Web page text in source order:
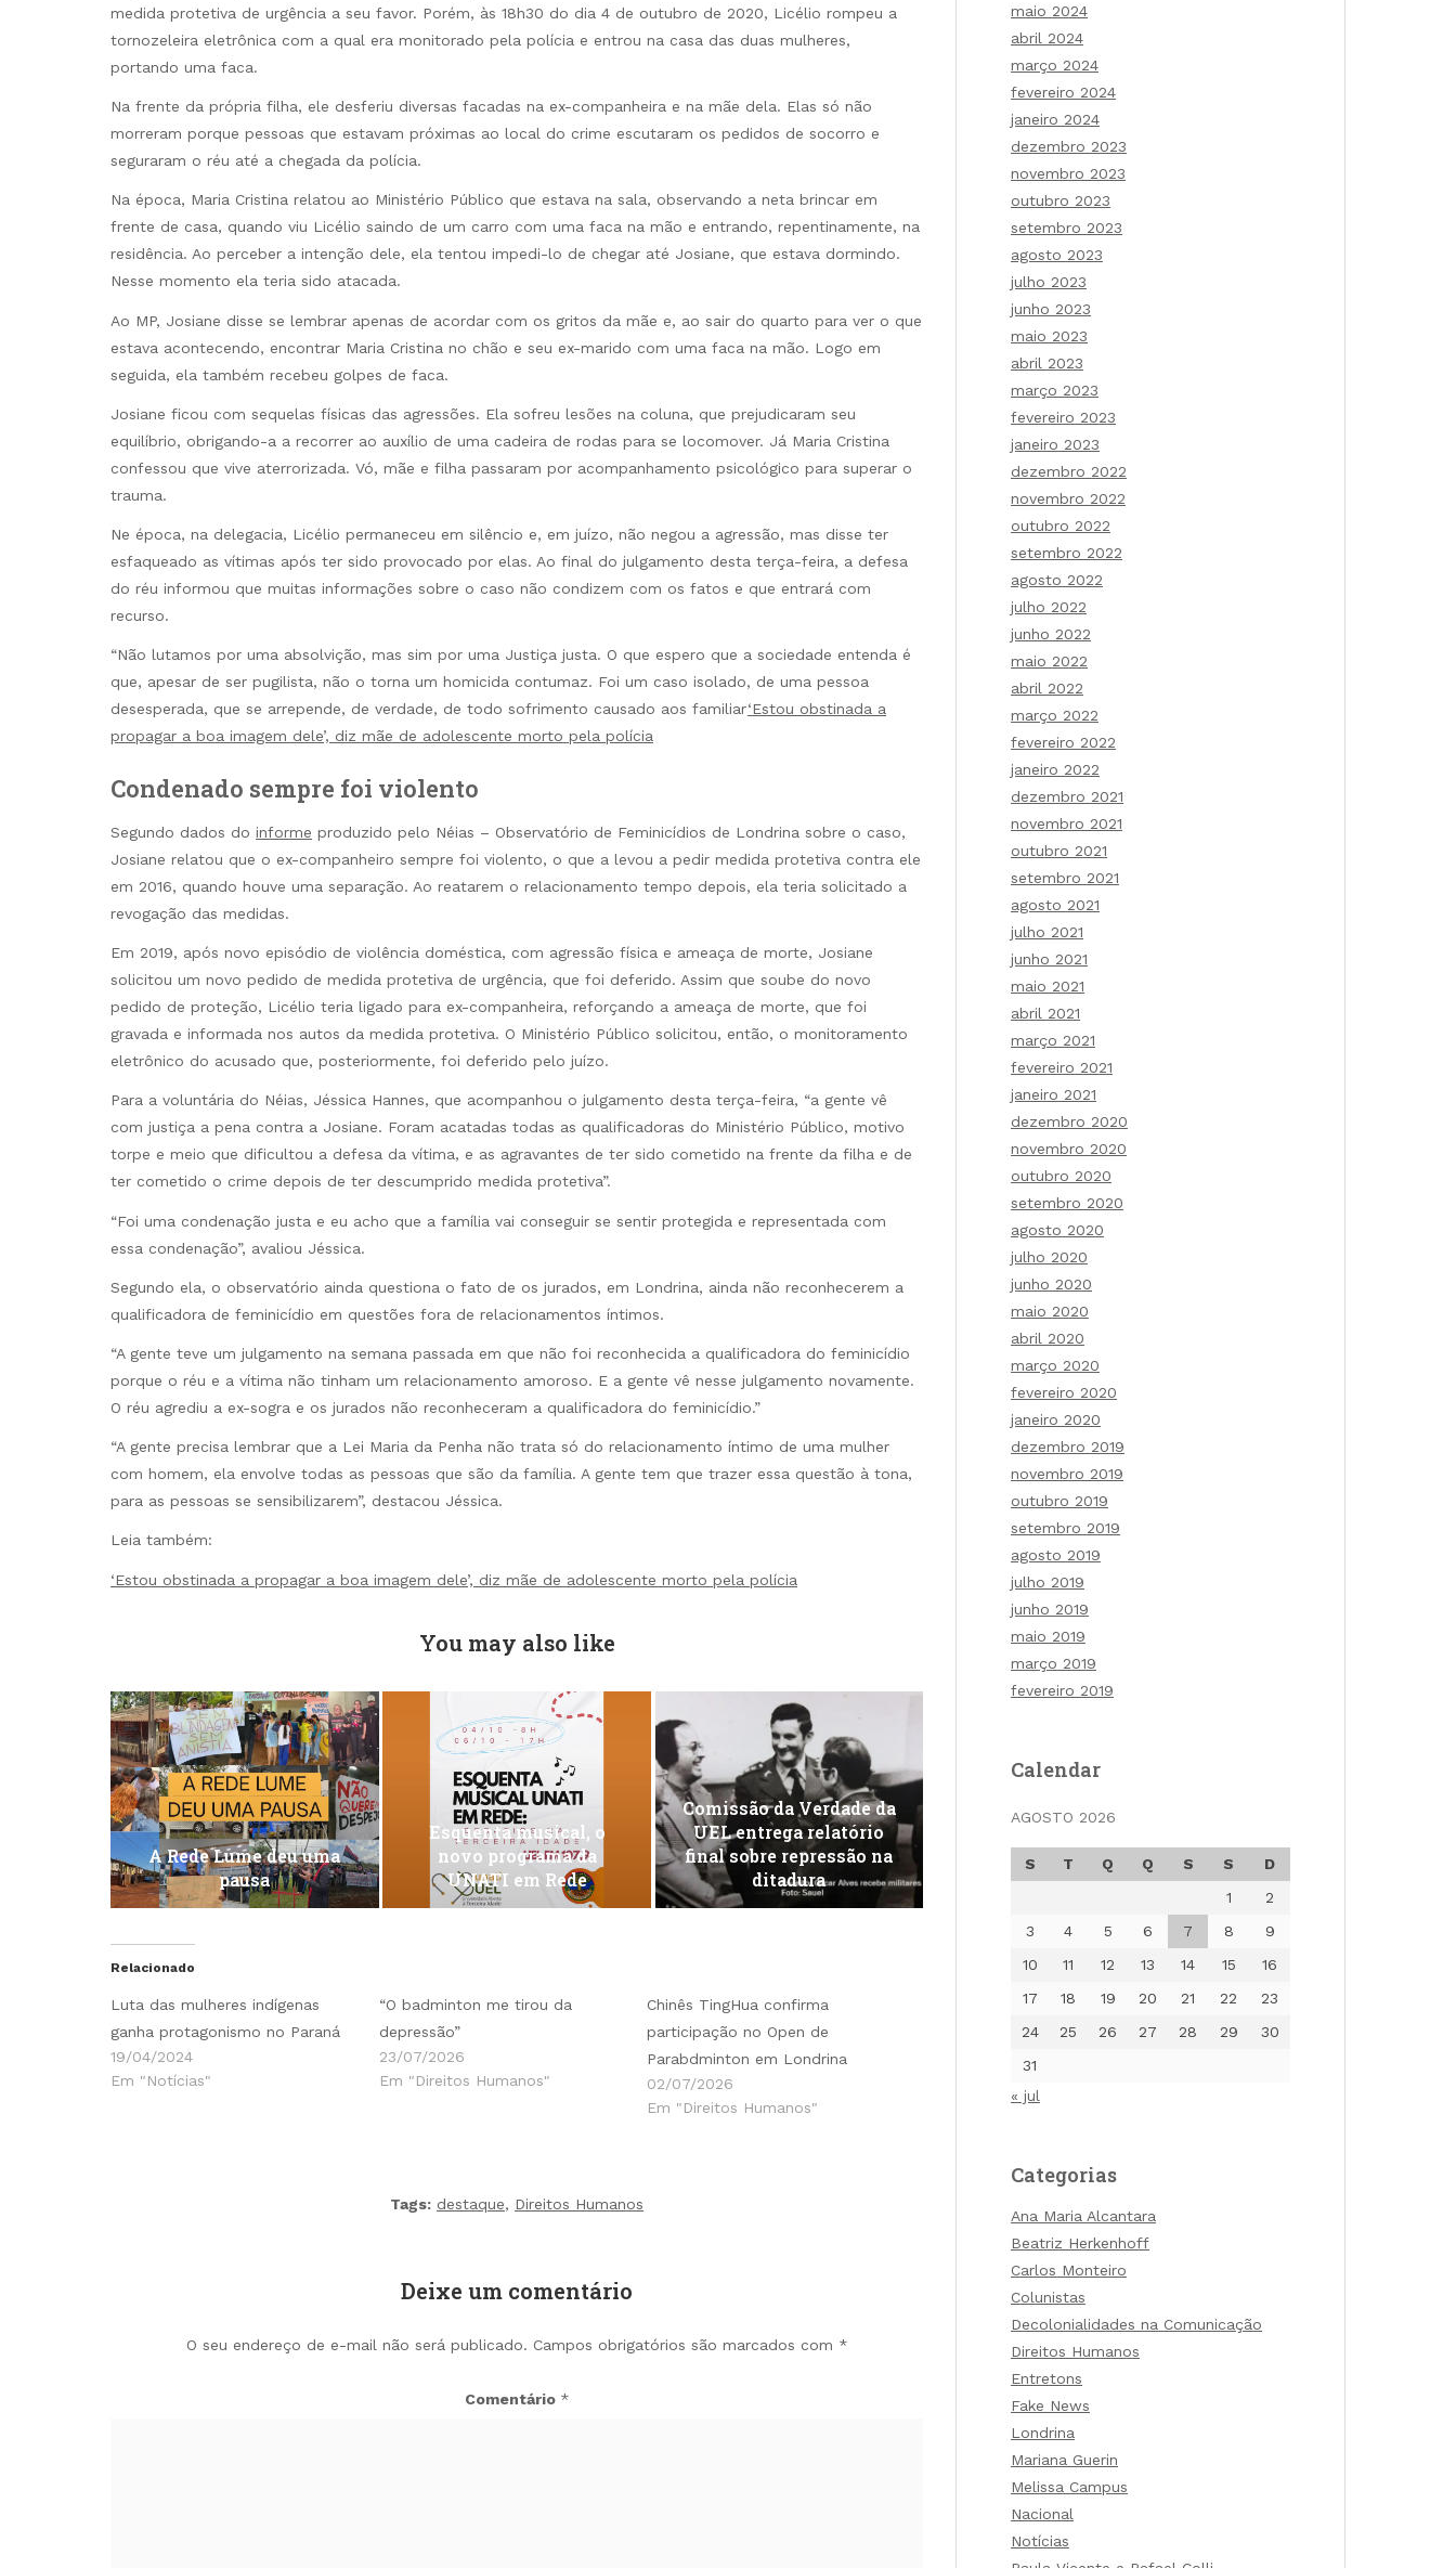
medida protetiva de urgência a seu favor. Porém, às 18h30 do dia 4 de outubro de 2020, Licélio rompeu a
tornozeleira eletrônica com a qual era monitorado pela polícia e entrou na casa das duas mulheres,
portando uma faca.
Na frente da própria filha, ele desferiu diversas facadas na ex-companheira e na mãe dela. Elas só não
morreram porque pessoas que estavam próximas ao local do crime escutaram os pedidos de socorro e
seguraram o réu até a chegada da polícia.
Na época, Maria Cristina relatou ao Ministério Público que estava na sala, observando a neta brincar em
frente de casa, quando viu Licélio saindo de um carro com uma faca na mão e entrando, repentinamente, na
residência. Ao perceber a intenção dele, ela tentou impedi-lo de chegar até Josiane, que estava dormindo.
Nesse momento ela teria sido atacada.
Ao MP, Josiane disse se lembrar apenas de acordar com os gritos da mãe e, ao sair do quarto para ver o que
estava acontecendo, encontrar Maria Cristina no chão e seu ex-marido com uma faca na mão. Logo em
seguida, ela também recebeu golpes de faca.
Josiane ficou com sequelas físicas das agressões. Ela sofreu lesões na coluna, que prejudicaram seu
equilíbrio, obrigando-a a recorrer ao auxílio de uma cadeira de rodas para se locomover. Já Maria Cristina
confessou que vive aterrorizada. Vó, mãe e filha passaram por acompanhamento psicológico para superar o
trauma.
Ne época, na delegacia, Licélio permaneceu em silêncio e, em juízo, não negou a agressão, mas disse ter
esfaqueado as vítimas após ter sido provocado por elas. Ao final do julgamento desta terça-feira, a defesa
do réu informou que muitas informações sobre o caso não condizem com os fatos e que entrará com
recurso.
“Não lutamos por uma absolvição, mas sim por uma Justiça justa. O que espero que a sociedade entenda é
que, apesar de ser pugilista, não o torna um homicida contumaz. Foi um caso isolado, de uma pessoa
desesperada, que se arrepende, de verdade, de todo sofrimento causado aos familiar‘Estou obstinada a
propagar a boa imagem dele’, diz mãe de adolescente morto pela polícia
Condenado sempre foi violento
Segundo dados do informe produzido pelo Néias – Observatório de Feminicídios de Londrina sobre o caso,
Josiane relatou que o ex-companheiro sempre foi violento, o que a levou a pedir medida protetiva contra ele
em 2016, quando houve uma separação. Ao reatarem o relacionamento tempo depois, ela teria solicitado a
revogação das medidas.
Em 2019, após novo episódio de violência doméstica, com agressão física e ameaça de morte, Josiane
solicitou um novo pedido de medida protetiva de urgência, que foi deferido. Assim que soube do novo
pedido de proteção, Licélio teria ligado para ex-companheira, reforçando a ameaça de morte, que foi
gravada e informada nos autos da medida protetiva. O Ministério Público solicitou, então, o monitoramento
eletrônico do acusado que, posteriormente, foi deferido pelo juízo.
Para a voluntária do Néias, Jéssica Hannes, que acompanhou o julgamento desta terça-feira, “a gente vê
com justiça a pena contra a Josiane. Foram acatadas todas as qualificadoras do Ministério Público, motivo
torpe e meio que dificultou a defesa da vítima, e as agravantes de ter sido cometido na frente da filha e de
ter cometido o crime depois de ter descumprido medida protetiva”.
“Foi uma condenação justa e eu acho que a família vai conseguir se sentir protegida e representada com
essa condenação”, avaliou Jéssica.
Segundo ela, o observatório ainda questiona o fato de os jurados, em Londrina, ainda não reconhecerem a
qualificadora de feminicídio em questões fora de relacionamentos íntimos.
“A gente teve um julgamento na semana passada em que não foi reconhecida a qualificadora do feminicídio
porque o réu e a vítima não tinham um relacionamento amoroso. E a gente vê nesse julgamento novamente.
O réu agrediu a ex-sogra e os jurados não reconheceram a qualificadora do feminicídio.”
“A gente precisa lembrar que a Lei Maria da Penha não trata só do relacionamento íntimo de uma mulher
com homem, ela envolve todas as pessoas que são da família. A gente tem que trazer essa questão à tona,
para as pessoas se sensibilizarem”, destacou Jéssica.
Leia também:
‘Estou obstinada a propagar a boa imagem dele’, diz mãe de adolescente morto pela polícia
You may also like
A Rede Lume deu uma
pausa
Esquenta musical, o
novo programa da
UNATI em Rede
Comissão da Verdade da
UEL entrega relatório
final sobre repressão na
ditadura
Relacionado
Luta das mulheres indígenas
ganha protagonismo no Paraná
19/04/2024
Em "Notícias"
“O badminton me tirou da
depressão”
23/07/2026
Em "Direitos Humanos"
Chinês TingHua confirma
participação no Open de
Parabdminton em Londrina
02/07/2026
Em "Direitos Humanos"
Tags: destaque, Direitos Humanos
Deixe um comentário
O seu endereço de e-mail não será publicado. Campos obrigatórios são marcados com *
Comentário *
maio 2024
abril 2024
março 2024
fevereiro 2024
janeiro 2024
dezembro 2023
novembro 2023
outubro 2023
setembro 2023
agosto 2023
julho 2023
junho 2023
maio 2023
abril 2023
março 2023
fevereiro 2023
janeiro 2023
dezembro 2022
novembro 2022
outubro 2022
setembro 2022
agosto 2022
julho 2022
junho 2022
maio 2022
abril 2022
março 2022
fevereiro 2022
janeiro 2022
dezembro 2021
novembro 2021
outubro 2021
setembro 2021
agosto 2021
julho 2021
junho 2021
maio 2021
abril 2021
março 2021
fevereiro 2021
janeiro 2021
dezembro 2020
novembro 2020
outubro 2020
setembro 2020
agosto 2020
julho 2020
junho 2020
maio 2020
abril 2020
março 2020
fevereiro 2020
janeiro 2020
dezembro 2019
novembro 2019
outubro 2019
setembro 2019
agosto 2019
julho 2019
junho 2019
maio 2019
março 2019
fevereiro 2019
Calendar
AGOSTO 2026
S T Q Q S S
D
1
2
3
4 5 6 7 8
9
10
11 12 13 14 15
16
17
18 19 20 21 22
23
24
25 26 27 28 29
30
31
« jul
Categorias
Ana Maria Alcantara
Beatriz Herkenhoff
Carlos Monteiro
Colunistas
Decolonialidades na Comunicação
Direitos Humanos
Entretons
Fake News
Londrina
Mariana Guerin
Melissa Campus
Nacional
Notícias